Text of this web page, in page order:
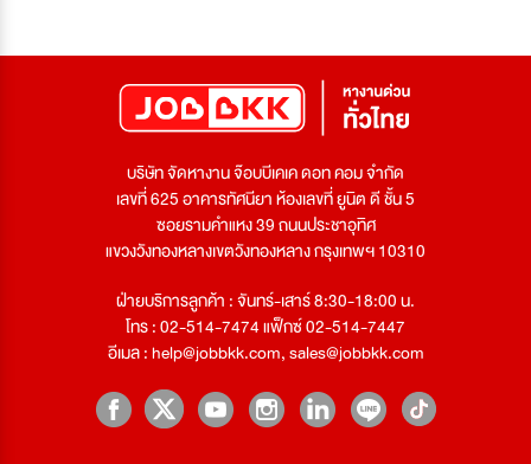
บริษัท จัดหางาน จ๊อบบีเคเค ดอท คอม จำกัด
เลขที่ 625 อาคารทัศนียา ห้องเลขที่ ยูนิต ดี ชั้น 5
ซอยรามคำแหง 39 ถนนประชาอุทิศ
แขวงวังทองหลางเขตวังทองหลาง กรุงเทพฯ 10310
ฝ่ายบริการลูกค้า : จันทร์-เสาร์ 8:30-18:00 น.
โทร : 02-514-7474 แฟ็กซ์ 02-514-7447
อีเมล :help@jobbkk.com,sales@jobbkk.com